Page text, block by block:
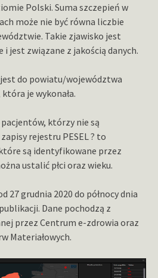
Polski. Suma szczepień w
może nie być równa liczbie
Takie zjawisko jest
i jest związane z jakością danych.
do powiatu/województwa
je wykonała.
którzy nie są
rejestru PESEL ? to
są identyfikowane przez
ustalić płci oraz wieku.
27 grudnia 2020 do północy dnia
Dane pochodzą z
przez Centrum e-zdrowia oraz
Materiałowych.